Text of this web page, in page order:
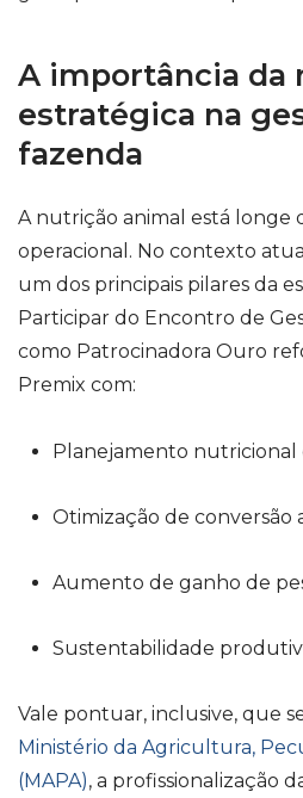
A importância da
estratégica na
fazenda
A nutrição animal está longe
operacional. No contexto
um dos principais pilares da
Participar do Encontro de
como Patrocinadora Ouro
Premix com:
Planejamento
Otimização de conversão
Aumento de ganho de
Sustentabilidade
Vale pontuar, inclusive, que
Ministério da Agricultura,
(MAPA), a profissionalização